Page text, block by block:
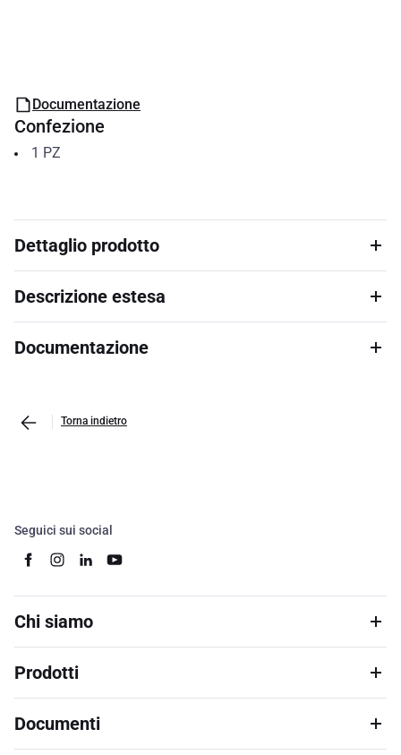
Documentazione
Confezione
1 PZ
Dettaglio prodotto
Descrizione estesa
Documentazione
Torna indietro
Seguici sui social
Chi siamo
Prodotti
Documenti